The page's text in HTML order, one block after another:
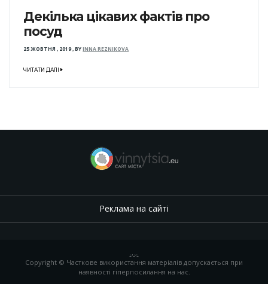
Декілька цікавих фактів про
посуд
25 ЖОВТНЯ , 2019,BYINNA REZNIKOVA
ЧИТАТИ ДАЛІ
Реклама на сайті
, ,
Copyright © Часткове використання матеріалів допускається при
наявності гіперпосилання на нас.